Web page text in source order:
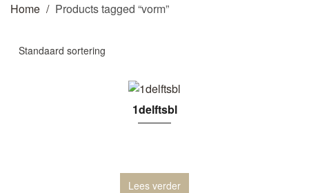
Home Products tagged “vorm”
1delftsbl
Lees verder